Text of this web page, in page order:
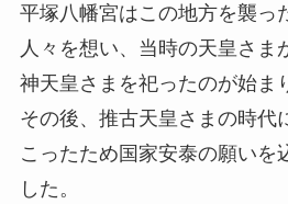
平塚八幡宮はこの地方を襲っ
人々を想い、当時の天皇さま
神天皇さまを祀ったのが始ま
その後、推古天皇さまの時代
こったため国家安泰の願いを
した。